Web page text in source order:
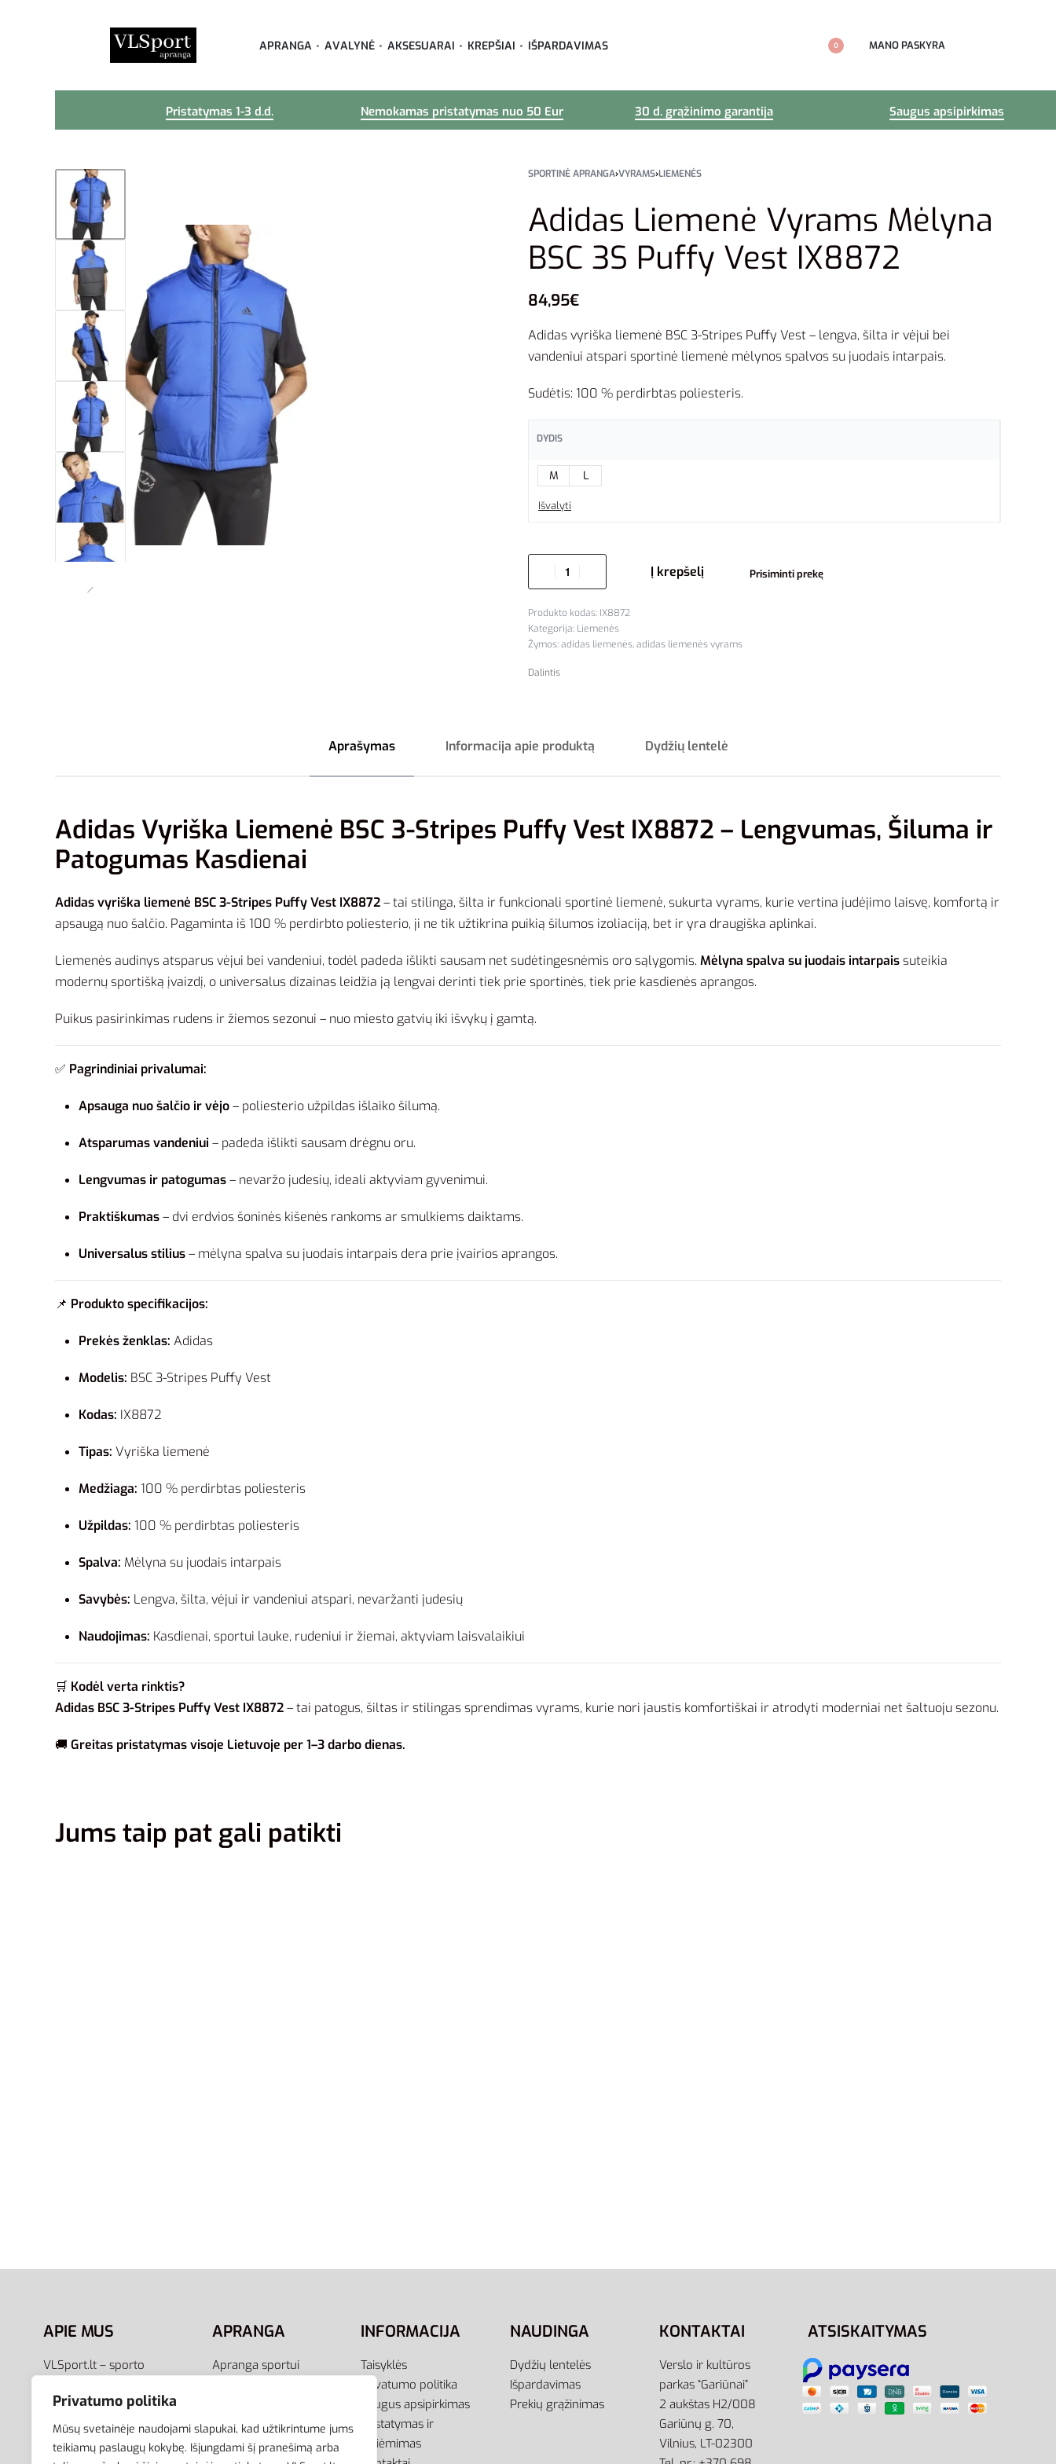
Privatumo politika
Mūsų svetainėje naudojami slapukai, kad užtikrintume jums
teikiamų paslaugų kokybę. Išjungdami šį pranešimą arba
APRANGA AVALYNĖ AKSESUARAI KREPŠIAI IŠPARDAVIMAS 0 MANO PASKYRA
Pristatymas 1-3 d.d. Nemokamas pristatymas nuo 50 Eur 30 d. grąžinimo garantija Saugus apsipirkimas
SPORTINĖ APRANGA›VYRAMS›LIEMENĖS
Adidas Liemenė Vyrams Mėlyna
BSC 3S Puffy Vest IX8872
84,95€
Adidas vyriška liemenė BSC 3-Stripes Puffy Vest – lengva, šilta ir vėjui bei
vandeniui atspari sportinė liemenė mėlynos spalvos su juodais intarpais.
Sudėtis: 100 % perdirbtas poliesteris.
DYDIS
M L
Išvalyti
Į krepšelį Prisiminti prekę
IX8872
Kategorija: Liemenės
Žymos:adidas liemenės,adidas liemenės vyrams
Dalintis
Aprašymas Informacija apie produktą Dydžių lentelė
Adidas Vyriška Liemenė BSC 3-Stripes Puffy Vest IX8872 – Lengvumas, Šiluma ir
Patogumas Kasdienai
Adidas vyriška liemenė BSC 3-Stripes Puffy Vest IX8872– tai stilinga, šilta ir funkcionali sportinė liemenė, sukurta vyrams, kurie vertina judėjimo laisvę, komfortą ir
apsaugą nuo šalčio. Pagaminta iš 100 % perdirbto poliesterio, ji ne tik užtikrina puikią šilumos izoliaciją, bet ir yra draugiška aplinkai.
Liemenės audinys atsparus vėjui bei vandeniui, todėl padeda išlikti sausam net sudėtingesnėmis oro sąlygomis. Mėlyna spalva su juodais intarpaissuteikia
modernų sportišką įvaizdį, o universalus dizainas leidžia ją lengvai derinti tiek prie sportinės, tiek prie kasdienės aprangos.
Puikus pasirinkimas rudens ir žiemos sezonui – nuo miesto gatvių iki išvykų į gamtą.
✅ Pagrindiniai privalumai:
Apsauga nuo šalčio ir vėjo– poliesterio užpildas išlaiko šilumą.
Atsparumas vandeniui – padeda išlikti sausam drėgnu oru.
Lengvumas ir patogumas– nevaržo judesių, ideali aktyviam gyvenimui.
Praktiškumas– dvi erdvios šoninės kišenės rankoms ar smulkiems daiktams.
Universalus stilius– mėlyna spalva su juodais intarpais dera prie įvairios aprangos.
📌 Produkto specifikacijos:
Prekės ženklas: Adidas
Modelis: BSC 3-Stripes Puffy Vest
Kodas: IX8872
Tipas: Vyriška liemenė
Medžiaga: 100 % perdirbtas poliesteris
Užpildas: 100 % perdirbtas poliesteris
Spalva: Mėlyna su juodais intarpais
Savybės: Lengva, šilta, vėjui ir vandeniui atspari, nevaržanti judesių
Naudojimas: Kasdienai, sportui lauke, rudeniui ir žiemai, aktyviam laisvalaikiui
🛒 Kodėl verta rinktis?
Adidas BSC 3-Stripes Puffy Vest IX8872– tai patogus, šiltas ir stilingas sprendimas vyrams, kurie nori jaustis komfortiškai ir atrodyti moderniai net šaltuoju sezonu.
🚚 Greitas pristatymas visoje Lietuvoje per 1–3 darbo dienas.
Jums taip pat gali patikti
Pasirinkti savybes Į krepšelį
APIE MUS
VLSport.lt – sporto
el.parduotuvė aktyviam
gyvenimo būdui. Čia rasite
aprangą visai šeimai –
APRANGA
Apranga sportui
Aksesuarai
Krepšiai
INFORMACIJA
Taisyklės
Privatumo politika
Saugus apsipirkimas
Pristatymas ir
atsiėmimas
NAUDINGA
Dydžių lentelės
Išpardavimas
Prekių grąžinimas
KONTAKTAI
Verslo ir kultūros
parkas “Gariūnai”
2 aukštas H2/008
Gariūnų g. 70,
Vilnius, LT-02300
ATSISKAITYMAS